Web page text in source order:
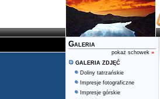
Galeria
pokaż schowek »
GALERIA ZDJĘĆ
Doliny tatrzańskie
Impresje fotograficzne
Impresje górskie